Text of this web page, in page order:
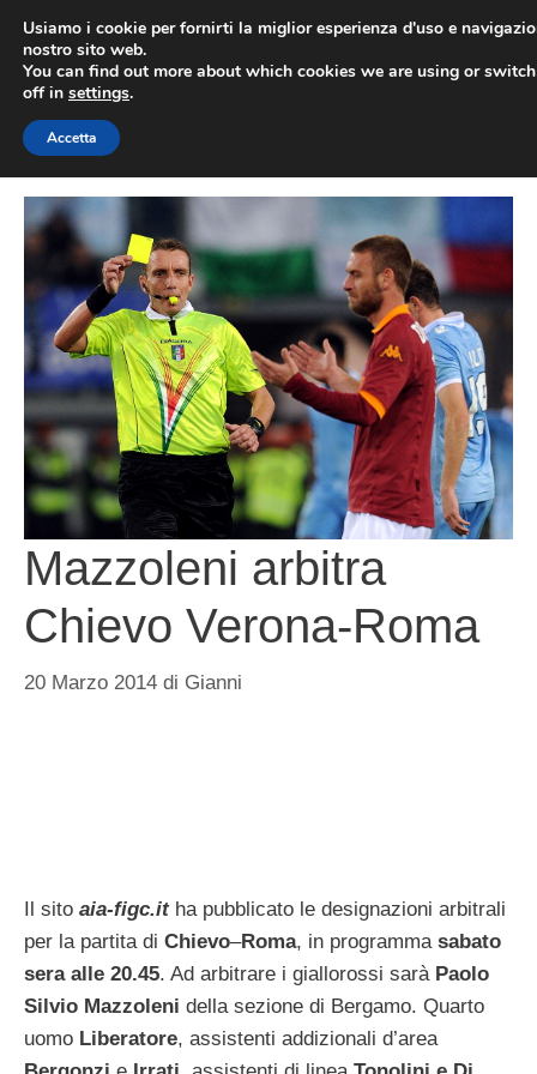
contenuto
Mazzoleni arbitra
Chievo Verona-Roma
20 Marzo 2014 di Gianni
Il sito aia-figc.itha pubblicato le designazioni arbitrali
per la partita di Chievo–Roma, in programma sabato
sera alle 20.45. Ad arbitrare i giallorossi sarà Paolo
Silvio Mazzoleni della sezione di Bergamo. Quarto
uomo Liberatore, assistenti addizionali d’area
Usiamo i cookie per fornirti la miglior esperienza d'uso e
nostro sito web.
You can find out more about which cookies we are using or
off in settings.
Accetta